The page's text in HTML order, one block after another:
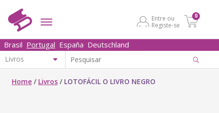
Entre ou
Registe-se
0
Brasil Portugal España Deutschland
Home / Livros / LOTOFÁCIL O LIVRO NEGRO